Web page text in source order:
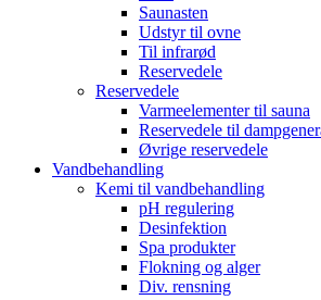
Saunasten
Udstyr til ovne
Til infrarød
Reservedele
Reservedele
Varmeelementer til sauna
Reservedele til
Øvrige reservedele
Vandbehandling
Kemi til vandbehandling
pH regulering
Desinfektion
Spa produkter
Flokning og alger
Div. rensning